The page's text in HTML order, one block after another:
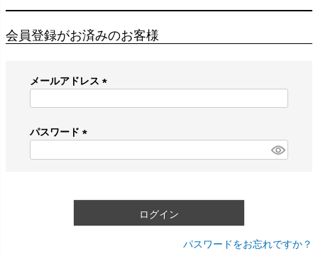
会員登録がお済みのお客様
メールアドレス
)
パスワード
ログイン
パスワードをお忘れですか？